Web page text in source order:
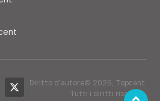
Diritto d'autore© 2026, Topcent.
Tutti i diritti riservati.